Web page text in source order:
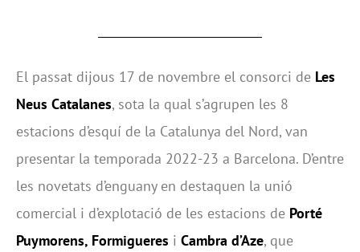
El passat dijous 17 de novembre el consorci de Les
Neus Catalanes, sota la qual s’agrupen les 8
estacions d’esquí de la Catalunya del Nord, van
presentar la temporada 2022-23 a Barcelona. D’entre
les novetats d’enguany en destaquen la unió
comercial i d’explotació de les estacions de Porté
Puymorens, Formigueres i Cambra d’Aze, que